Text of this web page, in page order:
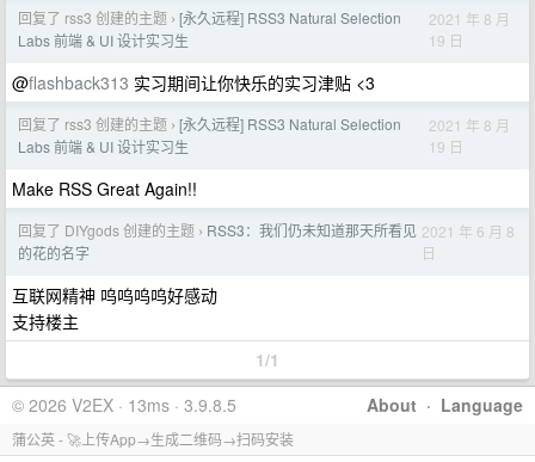
回复了 rss3 创建的主题 › [永久远程] RSS3 Natural Selection
Labs 前端 & UI 设计实习生
2021 年 8 月
19 日
@flashback313 实习期间让你快乐的实习津贴 <3
回复了 rss3 创建的主题 › [永久远程] RSS3 Natural Selection
Labs 前端 & UI 设计实习生
2021 年 8 月
19 日
Make RSS Great Again!!
回复了 DIYgods 创建的主题 › RSS3：我们仍未知道那天所看见
的花的名字
2021 年 6 月 8
日
互联网精神 呜呜呜呜好感动
支持楼主
1/1
About · Language
© 2026 V2EX · 13ms · 3.9.8.5
蒲公英 - 🚀上传App→生成二维码→扫码安装